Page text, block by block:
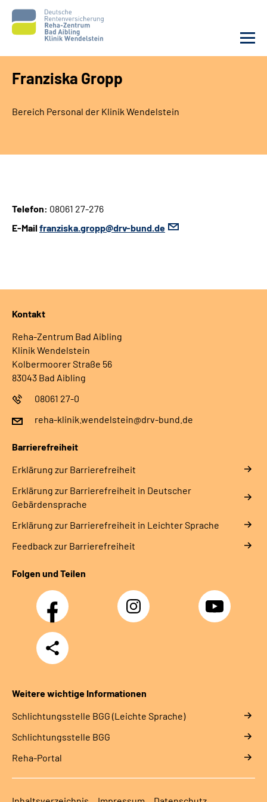
Unsere Klinik
Unsere Angebote
Sozialdienste & Zuweisende
Franziska Gropp
Bereich Personal der Klinik Wendelstein
Telefon: 08061 27-276
E-Mailfranziska.gropp@drv-bund.de
Kontakt
Reha-Zentrum Bad Aibling
Klinik Wendelstein
Kolbermoorer Straße 56
83043 Bad Aibling
08061 27-0
reha-klinik.wendelstein@drv-bund.de
Barrierefreiheit
Erklärung zur Barrierefreiheit
Erklärung zur Barrierefreiheit in Deutscher
Gebärdensprache
Erklärung zur Barrierefreiheit in Leichter Sprache
Feedback zur Barrierefreiheit
Folgen und Teilen
Facebook Instagram YouTube
Teilen
Weitere wichtige Informationen
Schlich­tungs­stel­le BGG (Leichte Sprache)
Schlich­tungs­stel­le BGG
Reha-Portal